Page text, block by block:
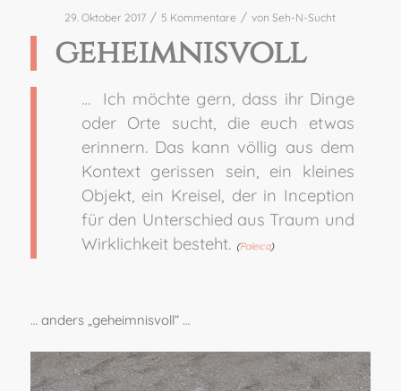
29. Oktober 2017 / 5 Kommentare / vonSeh-N-Sucht
geheimnisvoll
… Ich möchte gern, dass ihr Dinge
oder Orte sucht, die euch etwas
erinnern. Das kann völlig aus dem
Kontext gerissen sein, ein kleines
Objekt, ein Kreisel, der in Inception
für den Unterschied aus Traum und
Wirklichkeit besteht.(Paleica)
… anders „geheimnisvoll“ …